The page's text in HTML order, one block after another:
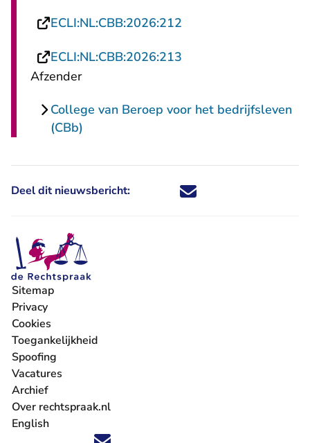
ECLI:NL:CBB:2026:212
ECLI:NL:CBB:2026:213
Afzender
College van Beroep voor het bedrijfsleven
(CBb)
Deel dit nieuwsbericht: Deel dit nieuwsbericht via X -
Deel dit nieuwsbericht via
Deel dit nieuwsbericht
Deel dit
Volg ons op X (Twitter) - U verlaat Rechtspraak.nl
Volg ons op Facebook - U verlaat Rechtspraak.nl
Volg ons op Instagram - U verlaat Rechtspraak.nl
Volg ons op Youtube - U verlaat Rechtspraak.nl
Volg ons op LinkedIn - U verlaat
'Blijf op de hoogte' nieuwsbrief - U verlaat
Sitemap
Privacy
Cookies
Toegankelijkheid
Spoofing
Vacatures
- U verlaat Rechtspraak.nl
Archief
Over rechtspraak.nl
English